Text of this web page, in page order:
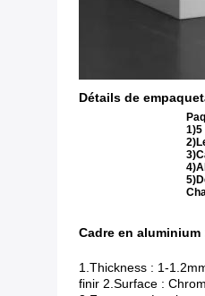
Détails de
1)5
Cadre en aluminium
1.Thickness : 1-
finir 2.Surface :